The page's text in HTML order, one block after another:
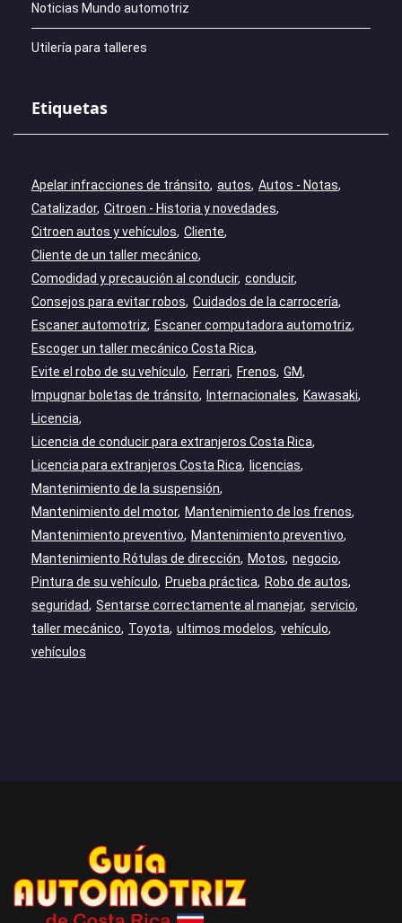
Noticias Mundo automotriz
Utilería para talleres
Etiquetas
Apelar infracciones de tránsito autos Autos - Notas
Catalizador Citroen - Historia y novedades
Citroen autos y vehículos Cliente
Cliente de un taller mecánico
Comodidad y precaución al conducir conducir
Consejos para evitar robos Cuidados de la carrocería
Escaner automotriz
Escaner computadora automotriz
Escoger un taller mecánico Costa Rica
Evite el robo de su vehículo
Ferrari Frenos GM
Impugnar boletas de tránsito
Internacionales
Kawasaki
Licencia
Licencia de conducir para extranjeros Costa Rica
Licencia para extranjeros Costa Rica
licencias
Mantenimiento de la suspensión
Mantenimiento del motor
Mantenimiento de los frenos
Mantenimiento preventivo
Mantenimiento preventivo
Mantenimiento Rótulas de dirección
Motos negocio
Pintura de su vehículo
Prueba práctica
Robo de autos
seguridad
Sentarse correctamente al manejar servicio
taller mecánico
Toyota ultimos modelos vehículo
vehículos